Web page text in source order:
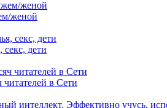
женой
дети
в Сети